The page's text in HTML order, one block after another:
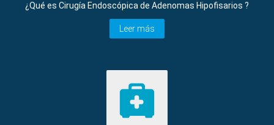
¿Qué es Cirugía Endoscópica de Adenomas Hipofisarios ?
Leer más